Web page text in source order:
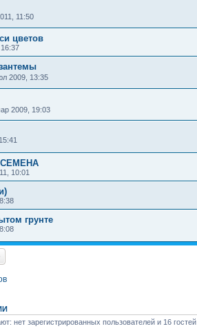
11:50
цветов
2009, 13:35
2009, 19:03
10:01
грунте
нет зарегистрированных пользователей и 16 гостей